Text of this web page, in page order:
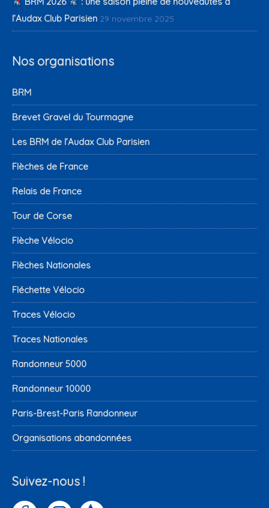
l’Audax Club Parisien 29 novembre 2025
Nos organisations
BRM
Brevet Gravel du Tourmagne
Les BRM de l’Audax Club Parisien
Flèches de France
Relais de France
Tour de Corse
Flèche Vélocio
Flèches Nationales
Fléchette Vélocio
Traces Vélocio
Traces Nationales
Randonneur 5000
Randonneur 10000
Paris-Brest-Paris Randonneur
Organisations abandonnées
Suivez-nous !